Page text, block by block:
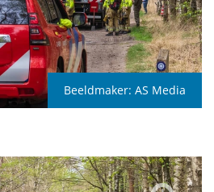
Beeldmaker: AS Media